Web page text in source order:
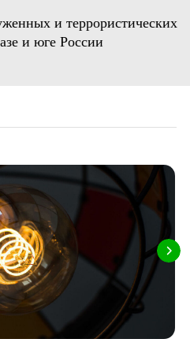
и террористических
и юге России